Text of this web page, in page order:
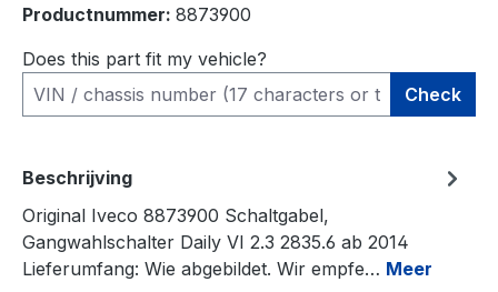
Productnummer: 8873900
Does this part fit my vehicle?
Check
Beschrijving
Original Iveco 8873900 Schaltgabel,
Gangwahlschalter Daily VI 2.3 2835.6 ab 2014
Lieferumfang: Wie abgebildet. Wir empfe… Meer